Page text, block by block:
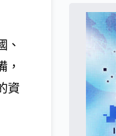
、
，
資